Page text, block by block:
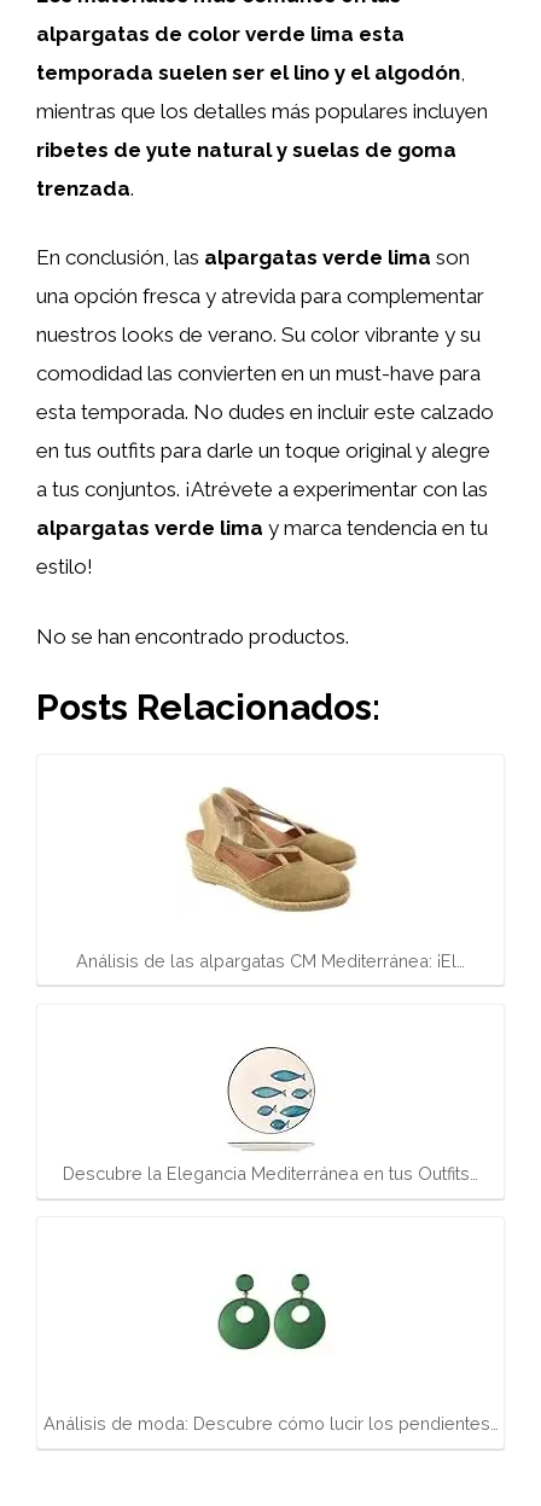
alpargatas de color verde lima esta
temporada suelen ser el lino y el algodón
mientras que los detalles más populares incluyen
ribetes de yute natural y suelas de goma
trenzada.
En conclusión, las alpargatas verde lima son
una opción fresca y atrevida para complementar
nuestros looks de verano. Su color vibrante y su
comodidad las convierten en un must-have para
esta temporada. No dudes en incluir este calzado
en tus outfits para darle un toque original y alegre
a tus conjuntos. ¡Atrévete a experimentar con las
alpargatas verde lima y marca tendencia en tu
estilo!
No se han encontrado productos.
Posts Relacionados:
Análisis de las alpargatas CM Mediterránea: ¡El…
Descubre la Elegancia Mediterránea en tus Outfits…
Análisis de moda: Descubre cómo lucir los pendientes…